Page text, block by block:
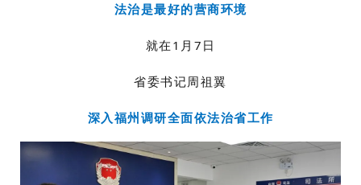
法治是最好的营商环境
就在1月7日
省委书记周祖翼
深入福州调研全面依法治省工作